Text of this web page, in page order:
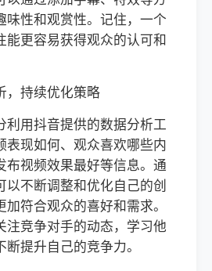
味性和观赏性。记住，一个
能更容易获得观众的认可和
，持续优化策略
利用抖音提供的数据分析工
表现如何、观众喜欢哪些内
布视频效果最好等信息。通
以不断调整和优化自己的创
符合观众的喜好和需求。
注竞争对手的动态，学习他
提升自己的竞争力。